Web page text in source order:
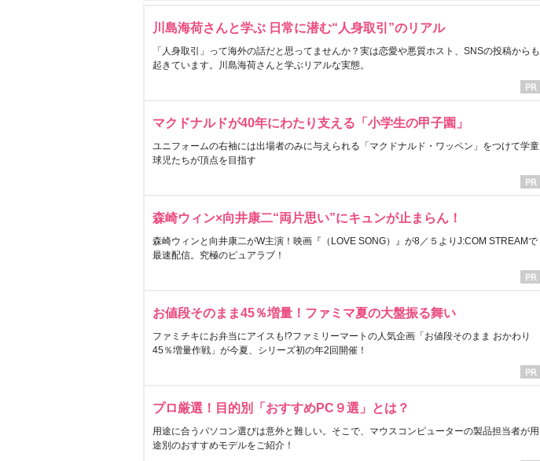
川島海荷さんと学ぶ 日常に潜む“人身取引”のリアル
「人身取引」って海外の話だと思ってませんか？実は恋愛や悪質ホスト、SNSの投稿からも
起きています。川島海荷さんと学ぶリアルな実態。
マクドナルドが40年にわたり支える「小学生の甲子園」
ユニフォームの右袖には出場者のみに与えられる「マクドナルド・ワッペン」をつけて学童
球児たちが頂点を目指す
森崎ウィン×向井康二“両片思い”にキュンが止まらん！
森崎ウィンと向井康二がW主演！映画『（LOVE SONG）』が8／５よりJ:COM STREAMで
最速配信。究極のピュアラブ！
お値段そのまま45％増量！ファミマ夏の大盤振る舞い
ファミチキにお弁当にアイスも!?ファミリーマートの人気企画「お値段そのまま おかわり
45％増量作戦」が今夏、シリーズ初の年2回開催！
プロ厳選！目的別「おすすめPC９選」とは？
用途に合うパソコン選びは意外と難しい。そこで、マウスコンピューターの製品担当者が用
途別のおすすめモデルをご紹介！